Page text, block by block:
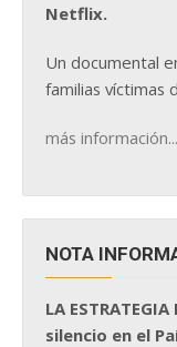
Netflix.
Un documental
familias víctimas
más información...
NOTA
LA
silencio en el